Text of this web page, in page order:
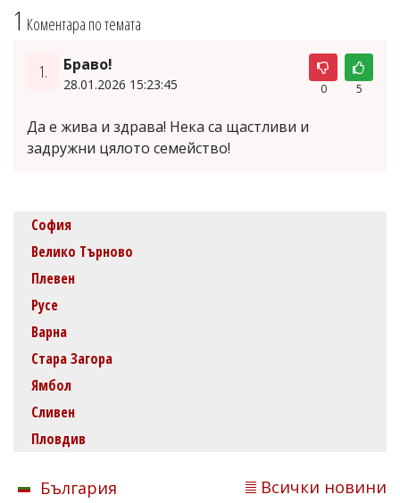
1 Коментара по темата
1. Браво!
28.01.2026 15:23:45 0 5
Да е жива и здрава! Нека са щастливи и
задружни цялото семейство!
София
Велико Търново
Плевен
Русе
Варна
Стара Загора
Ямбол
Сливен
Пловдив
България Всички новини